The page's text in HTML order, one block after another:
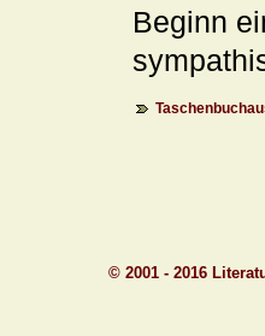
Beginn
© 2001 - 2016